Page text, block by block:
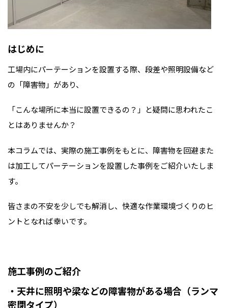
はじめに
工場内にパーテーションを設置する際、段差や照明設備など
の「障害物」があり、
「こんな場所に本当に設置できるの？」と疑問に思われたこ
とはありませんか？
本コラムでは、実際の施工事例をもとに、障害物を回避また
は加工してパーテーションを設置した事例をご紹介いたしま
す。
皆さまの不安を少しでも解消し、快適な作業環境づくりのヒ
ントとなれば幸いです。
施工事例のご紹介
・天井に照明や梁などの障害物がある場合（ランマ
密閉タイプ）